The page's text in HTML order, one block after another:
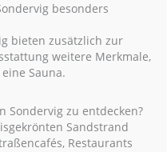
besonders
bieten zusätzlich zur
weitere Merkmale,
Sauna.
Sondervig zu entdecken?
Sandstrand
Restaurants